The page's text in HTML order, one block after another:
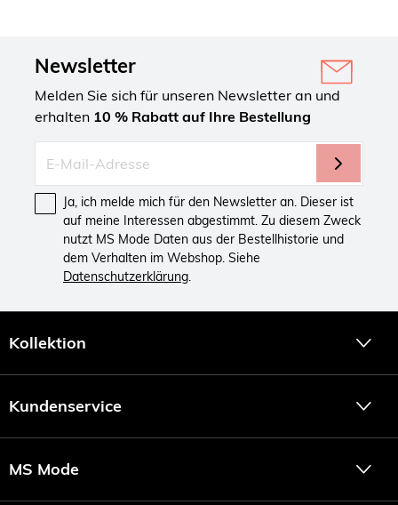
Newsletter
Melden Sie sich für unseren Newsletter an und
erhalten 10 % Rabatt auf Ihre Bestellung
Ja, ich melde mich für den Newsletter an. Dieser ist
auf meine Interessen abgestimmt. Zu diesem Zweck
nutzt MS Mode Daten aus der Bestellhistorie und
dem Verhalten im Webshop. Siehe
Datenschutzerklärung.
Kollektion
Kundenservice
MS Mode